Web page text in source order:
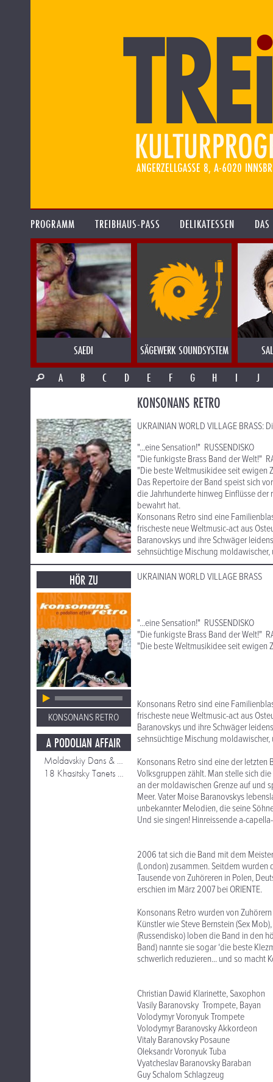
PROGRAMM TREIBHAUS-PASS DELIKATESSEN
SAEDI SÄGEWERK SOUNDSYSTEM
A
B C D E F G H I J
KONSONANS RETRO
UKRAINIAN WORLD VILLAGE
"...eine Sensation!" RUSSENDISKO
"Die funkigste Brass Band der Welt!"
"Die beste Weltmusikidee seit ewigen
Das Repertoire der Band speist sich
die Jahrhunderte hinweg Einflüsse
bewahrt hat.
Konsonans Retro sind eine
frischeste neue Weltmusic-act aus
Baranovskys und ihre Schwäger
sehnsüchtige Mischung
HÖR ZU
KONSONANS RETRO
A PODOLIAN AFFAIR
Moldavskiy Dans & Sirba
18 Khasitsky Tanets & Horo
UKRAINIAN WORLD VILLAGE BRASS
"...eine Sensation!" RUSSENDISKO
"Die funkigste Brass Band der Welt!"
"Die beste Weltmusikidee seit ewigen
Konsonans Retro sind eine
frischeste neue Weltmusic-act aus
Baranovskys und ihre Schwäger
sehnsüchtige Mischung
Konsonans Retro sind eine der
Volksgruppen zählt. Man stelle sich
an der moldawischen Grenze auf und
Meer. Vater Moise Baranovskys
unbekannter Melodien, die seine
Und sie singen! Hinreissende a-
2006 tat sich die Band mit dem
(London) zusammen. Seitdem
Tausende von Zuhöreren in Polen,
erschien im März 2007 bei ORIENTE.
Konsonans Retro wurden von
Künstler wie Steve Bernstein (Sex
(Russendisko) loben die Band in den
Band) nannte sie sogar ‘die beste
schwerlich reduzieren... und so macht
Christian Dawid Klarinette, Saxophon
Vasily Baranovsky Trompete, Bayan
Volodymyr Voronyuk Trompete
Volodymyr Baranovsky Akkordeon
Vitaly Baranovsky Posaune
Oleksandr Voronyuk Tuba
Vyatcheslav Baranovsky Baraban
Guy Schalom Schlagzeug